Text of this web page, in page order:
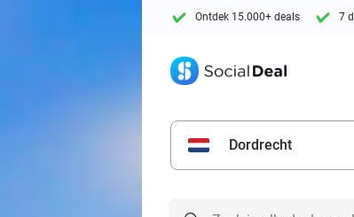
Ontdek 15.000+ deals 7
Dordrecht